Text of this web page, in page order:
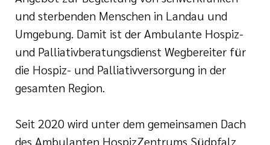
und sterbenden Menschen in Landau und
Umgebung. Damit ist der Ambulante Hospiz-
und Palliativberatungsdienst Wegbereiter für
die Hospiz- und Palliativversorgung in der
gesamten Region.
Seit 2020 wird unter dem gemeinsamen Dach
des Ambulanten HospizZentrums Südpfalz